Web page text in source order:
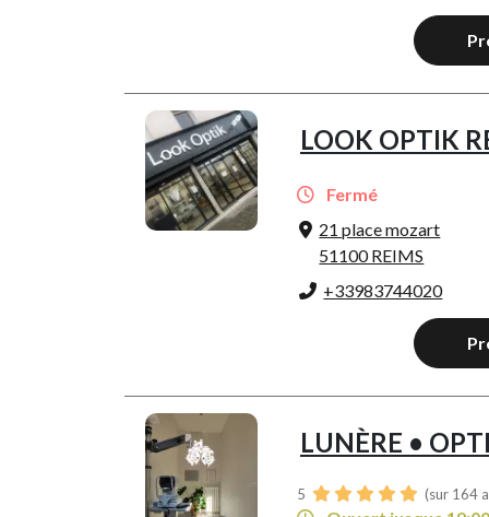
LOOK OPTIK
Fermé
21 place mozart
51100 REIMS
+33983744020
LUNÈRE •
5 (sur 164